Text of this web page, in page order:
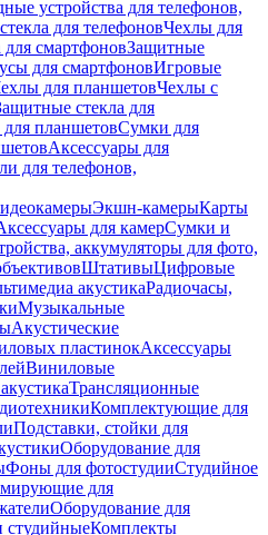
устройства для телефонов,
для телефоновЧехлы для
смартфоновЗащитные
для смартфоновИгровые
для планшетовЧехлы с
стекла для
планшетовСумки для
Аксессуары для
для телефонов,
Экшн-камерыКарты
для камерСумки и
аккумуляторы для фото,
ШтативыЦифровые
акустикаРадиочасы,
Музыкальные
Акустические
пластинокАксессуары
Виниловые
Трансляционные
Комплектующие для
Подставки, стойки для
Оборудование для
Фоны для фотостудииСтудийное
для
Оборудование для
Комплекты